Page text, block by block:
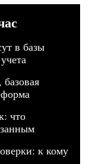
в базы
что
к кому